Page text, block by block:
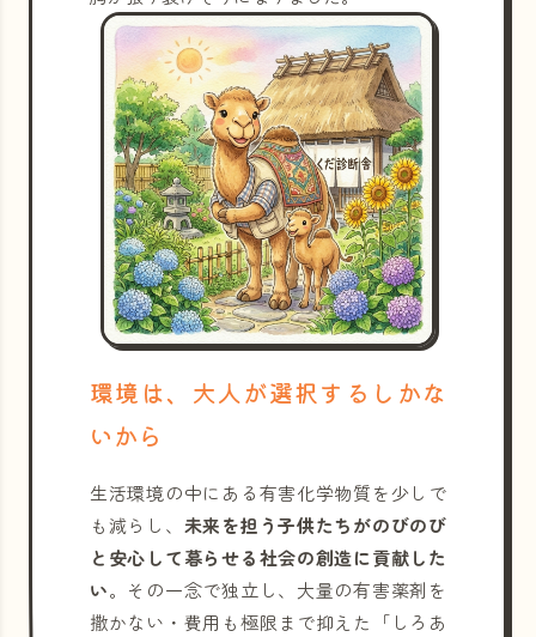
環境は、大人が選択するしかな
いから
生活環境の中にある有害化学物質を少しで
も減らし、 未来を担う子供たちがのびのび
と安心して暮らせる社会の創造に貢献した
い。その一念で独立し、大量の有害薬剤を
撒かない・費用も極限まで抑えた「しろあ